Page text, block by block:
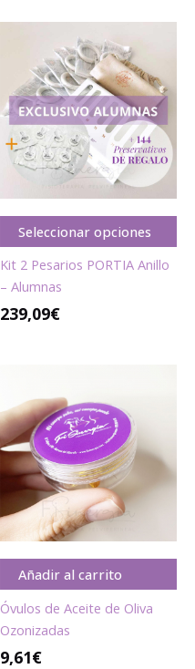
Seleccionar opciones
Kit 2 Pesarios PORTIA Anillo
– Alumnas
239,09€
Añadir al carrito
Óvulos de Aceite de Oliva
Ozonizadas
9,61€